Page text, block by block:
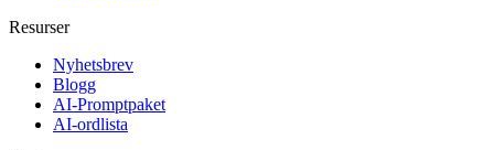
Resurser
Nyhetsbrev
Blogg
AI-Promptpaket
AI-ordlista